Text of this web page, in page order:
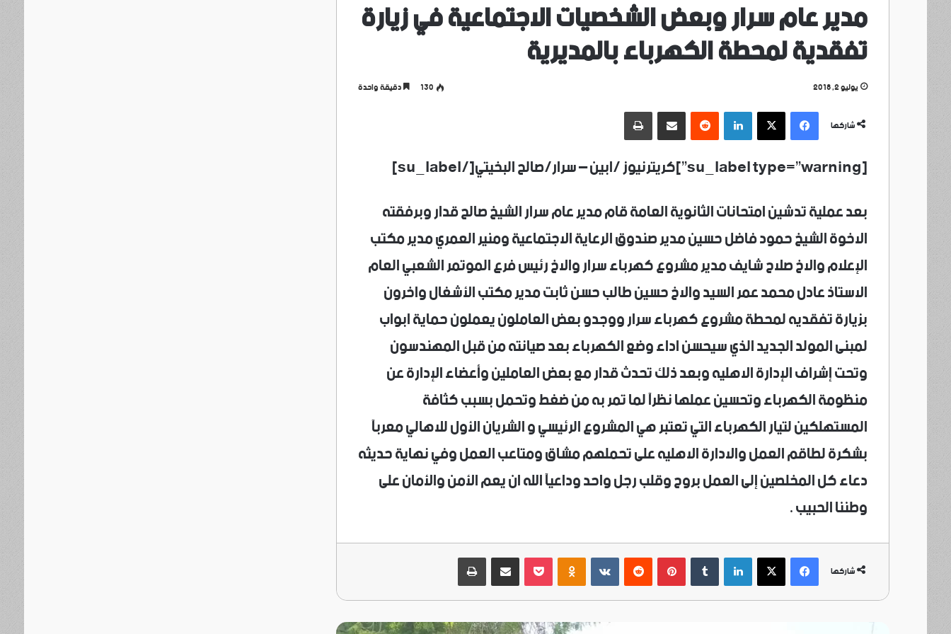
مدير عام سرار وبعض الشخصيات الاجتماعية في زيارة
تفقدية لمحطة الكهرباء بالمديرية
يوليو 2, 2018 130
دقيقة واحدة
شاركها
فيسبوك
‫X لينكدإن
‏Reddit مشاركة عبر البريد طباعة
[su_label type=”warning”]كريترنيوز /ابين – سرار/صالح البخيتي[/su_label]
بعد عملية تدشين امتحانات الثانوية العامة قام مدير عام سرار الشيخ صالح قدار وبرفقته
الاخوة الشيخ حمود فاضل حسين مدير صندوق الرعاية الاجتماعية ومنير العمري مدير مكتب
الإعلام والاخ صلاح شايف مدير مشروع كهرباء سرار والاخ رئيس فرع الموتمر الشعبي العام
الاستاذ عادل محمد عمر السيد والاخ حسين طالب حسن ثابت مدير مكتب الأشغال واخرون
بزيارة تفقديه لمحطة مشروع كهرباء سرار ووجدو بعض العاملون يعملون حماية ابواب
لمبنى المولد الجديد الذي سيحسن اداء وضع الكهرباء بعد صيانته من قبل المهندسون
وتحت إشراف الإدارة الاهليه وبعد ذلك تحدث قدار مع بعض العاملين وأعضاء الإدارة عن
منظومة الكهرباء وتحسين عملها نظرآ لما تمر به من ضغط وتحمل بسبب كثافة
المستهلكين لتيار الكهرباء التي تعتبر هي المشروع الرئيسي و الشريان الأول للاهالي معربآ
بشكرة لطاقم العمل والادارة الاهليه على تحملهم مشاق ومتاعب العمل وفي نهاية حديثه
دعاء كل المخلصين إلى العمل بروح وقلب رجل واحد وداعيآ الله ان يعم الأمن والأمان على
وطننا الحبيب .
شاركها فيسبوك
‫X لينكدإن
‏Tumblr بينتيريست
‏Reddit
‏VKontakte
Odnoklassniki
‫Pocketمشاركة عبر البريد طباعة